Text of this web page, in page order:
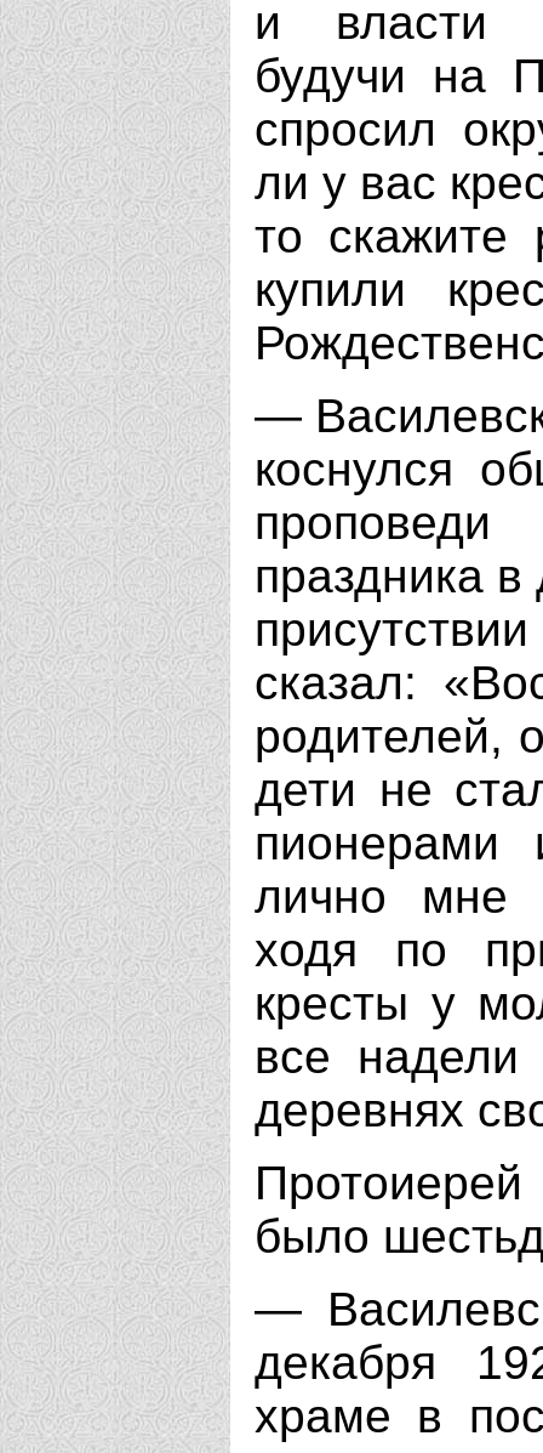
и власти
будучи на
спросил
ли у вас
то скажите
купили
—
коснулся
праздника
сказал:
родителей,
дети не
пионерами
лично мне
ходя по
кресты у
все
деревнях
было
—
декабря
храме в